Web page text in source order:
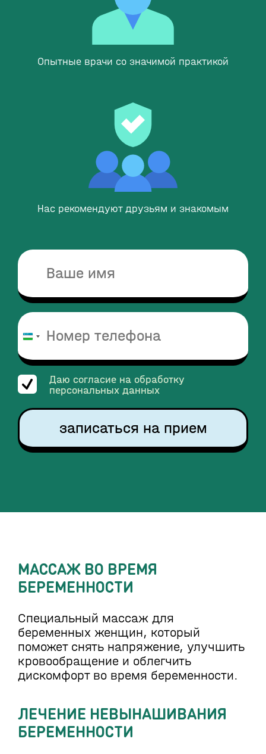
Опытные врачи со значимой практикой
Нас рекомендуют друзьям и знакомым
Узбекистан
Даю согласие на обработку
персональных данных
записаться на прием
МАССАЖ ВО ВРЕМЯ
БЕРЕМЕННОСТИ
Специальный массаж для
беременных женщин, который
поможет снять напряжение, улучшить
кровообращение и облегчить
дискомфорт во время беременности.
ЛЕЧЕНИЕ НЕВЫНАШИВАНИЯ
БЕРЕМЕННОСТИ